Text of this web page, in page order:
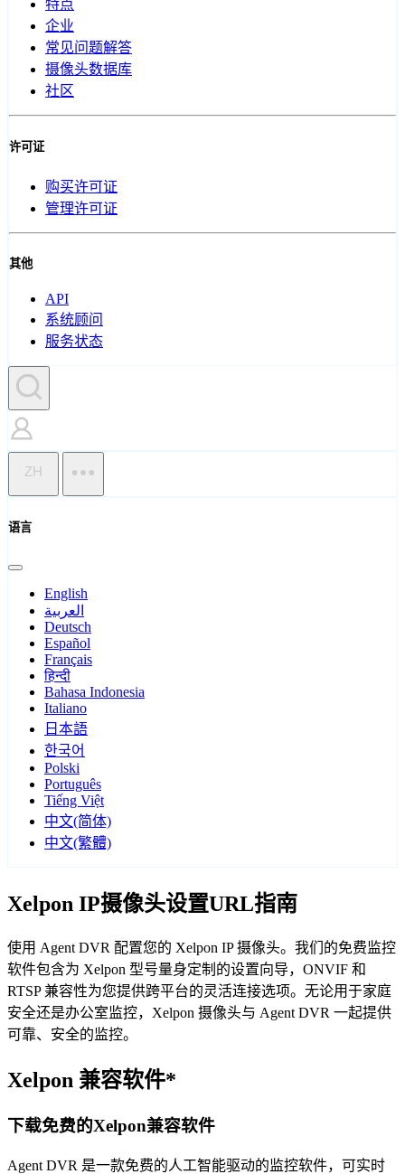
特点
企业
常见问题解答
摄像头数据库
社区
许可证
购买许可证
管理许可证
其他
API
系统顾问
服务状态
ZH
语言
English
العربية
Deutsch
Español
Français
हिन्दी
Bahasa Indonesia
Italiano
日本語
한국어
Polski
Português
Tiếng Việt
中文(简体)
中文(繁體)
Xelpon IP摄像头设置URL指南
使用 Agent DVR 配置您的 Xelpon IP 摄像头。我们的免费监控
软件包含为 Xelpon 型号量身定制的设置向导，ONVIF 和
RTSP 兼容性为您提供跨平台的灵活连接选项。无论用于家庭
安全还是办公室监控，Xelpon 摄像头与 Agent DVR 一起提供
可靠、安全的监控。
Xelpon 兼容软件*
下载免费的Xelpon兼容软件
Agent DVR 是一款免费的人工智能驱动的监控软件，可实时